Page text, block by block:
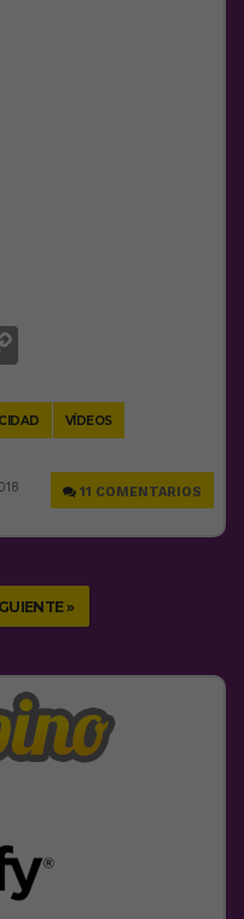
VÍDEOS
11 COMENTARIOS
»